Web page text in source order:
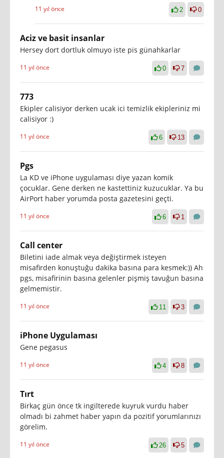
11 yıl önce 2 0
Aciz ve basit insanlar
Hersey dort dortluk olmuyo iste pis günahkarlar
11 yıl önce 0 7
773
Ekipler calisiyor derken ucak ici temizlik ekipleriniz mi
calisiyor :)
11 yıl önce 6 13
Pgs
La KD ve iPhone uygulaması diye yazan komik
çocuklar. Gene derken ne kastettiniz kuzucuklar. Ya bu
AirPort haber yorumda posta gazetesini geçti.
11 yıl önce 6 1
Call center
Biletini iade almak veya değiştirmek isteyen
misafirden konuştuğu dakika basına para kesmek:)) Ah
pgs, misafirinin basına gelenler pişmiş tavuğun basına
gelmemistir.
11 yıl önce 11 3
iPhone Uygulaması
Gene pegasus
11 yıl önce 4 8
Tırt
Birkaç gün önce tk ingilterede kuyruk vurdu haber
olmadı bi zahmet haber yapın da pozitif yorumlarınızı
görelim.
11 yıl önce 26 5